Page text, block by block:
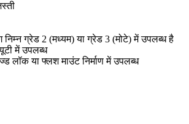
निम्न ग्रेड 2 (मध्यम) या ग्रेड 3 (मोटे) में उपलब्ध है
में उपलब्ध
लॉक या फ्लश माउंट निर्माण में उपलब्ध